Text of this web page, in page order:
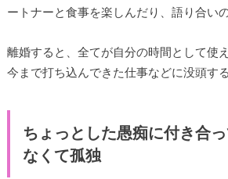
ートナーと食事を楽しんだり、語り合い
離婚すると、全てが自分の時間として使
今まで打ち込んできた仕事などに没頭す
ちょっとした愚痴に付き合
なくて孤独